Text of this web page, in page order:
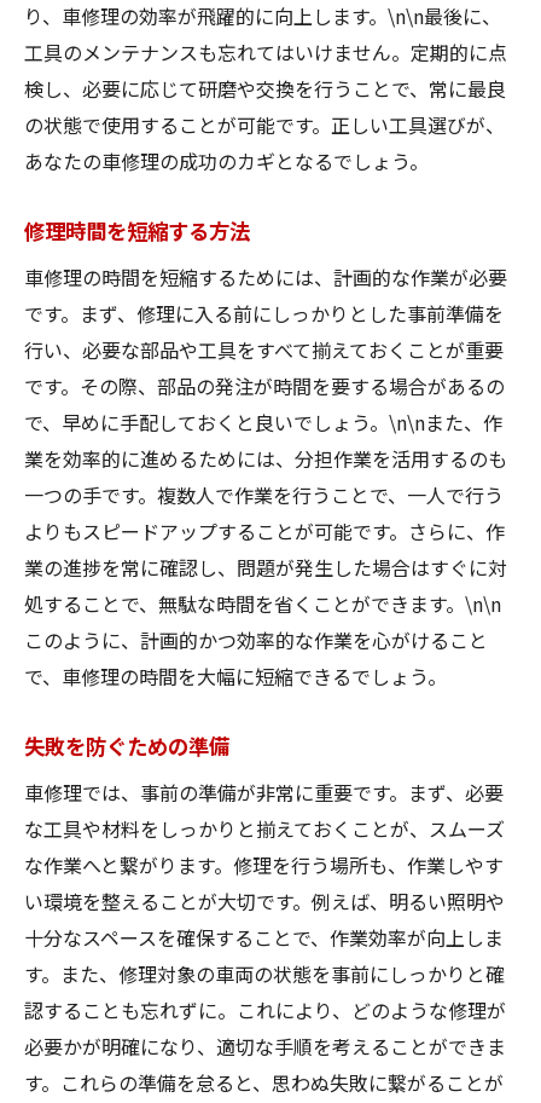
り、車修理の効率が飛躍的に向上します。\n\n最後に、
工具のメンテナンスも忘れてはいけません。定期的に点
検し、必要に応じて研磨や交換を行うことで、常に最良
の状態で使用することが可能です。正しい工具選びが、
あなたの車修理の成功のカギとなるでしょう。
修理時間を短縮する方法
車修理の時間を短縮するためには、計画的な作業が必要
です。まず、修理に入る前にしっかりとした事前準備を
行い、必要な部品や工具をすべて揃えておくことが重要
です。その際、部品の発注が時間を要する場合があるの
で、早めに手配しておくと良いでしょう。\n\nまた、作
業を効率的に進めるためには、分担作業を活用するのも
一つの手です。複数人で作業を行うことで、一人で行う
よりもスピードアップすることが可能です。さらに、作
業の進捗を常に確認し、問題が発生した場合はすぐに対
処することで、無駄な時間を省くことができます。\n\n
このように、計画的かつ効率的な作業を心がけること
で、車修理の時間を大幅に短縮できるでしょう。
失敗を防ぐための準備
車修理では、事前の準備が非常に重要です。まず、必要
な工具や材料をしっかりと揃えておくことが、スムーズ
な作業へと繋がります。修理を行う場所も、作業しやす
い環境を整えることが大切です。例えば、明るい照明や
十分なスペースを確保することで、作業効率が向上しま
す。また、修理対象の車両の状態を事前にしっかりと確
認することも忘れずに。これにより、どのような修理が
必要かが明確になり、適切な手順を考えることができま
す。これらの準備を怠ると、思わぬ失敗に繋がることが